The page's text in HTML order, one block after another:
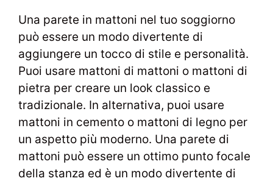
Una parete in mattoni nel tuo soggiorno
può essere un modo divertente di
aggiungere un tocco di stile e personalità.
Puoi usare mattoni di mattoni o mattoni di
pietra per creare un look classico e
tradizionale. In alternativa, puoi usare
mattoni in cemento o mattoni di legno per
un aspetto più moderno. Una parete di
mattoni può essere un ottimo punto focale
della stanza ed è un modo divertente di